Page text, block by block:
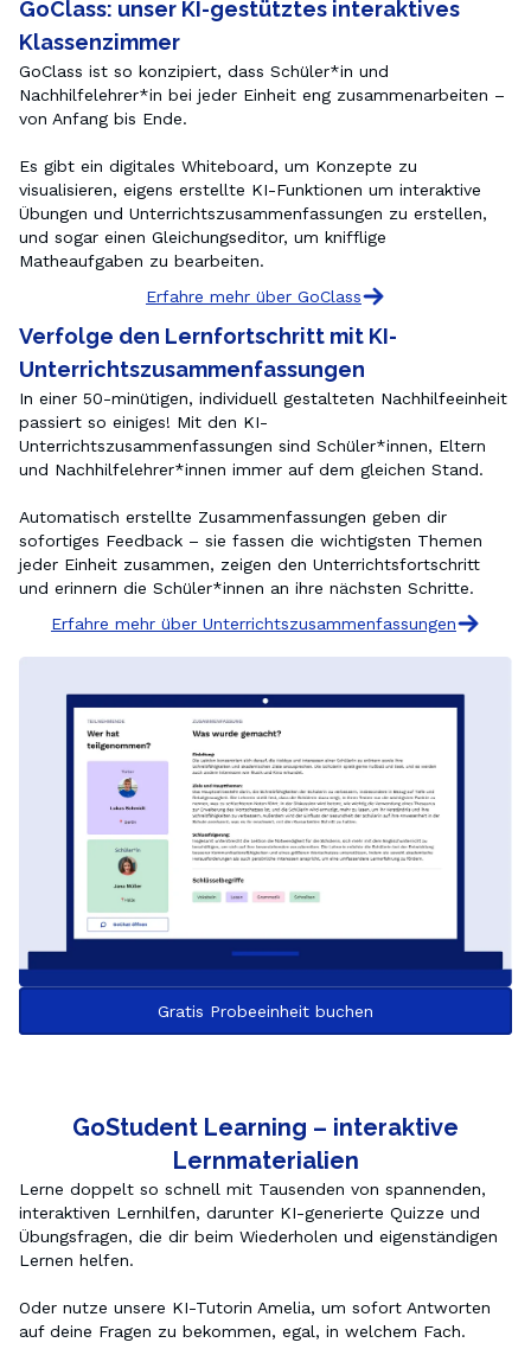
GoClass: unser KI-gestütztes interaktives
Klassenzimmer
GoClass ist so konzipiert, dass Schüler*in und
Nachhilfelehrer*in bei jeder Einheit eng zusammenarbeiten –
von Anfang bis Ende.
Es gibt ein digitales Whiteboard, um Konzepte zu
visualisieren, eigens erstellte KI-Funktionen um interaktive
Übungen und Unterrichtszusammenfassungen zu erstellen,
und sogar einen Gleichungseditor, um knifflige
Matheaufgaben zu bearbeiten.
Erfahre mehr über GoClass
Verfolge den Lernfortschritt mit KI-
Unterrichtszusammenfassungen
In einer 50-minütigen, individuell gestalteten Nachhilfeeinheit
passiert so einiges! Mit den KI-
Unterrichtszusammenfassungen sind Schüler*innen, Eltern
und Nachhilfelehrer*innen immer auf dem gleichen Stand.
Automatisch erstellte Zusammenfassungen geben dir
sofortiges Feedback – sie fassen die wichtigsten Themen
jeder Einheit zusammen, zeigen den Unterrichtsfortschritt
und erinnern die Schüler*innen an ihre nächsten Schritte.
Erfahre mehr über Unterrichtszusammenfassungen
Gratis Probeeinheit buchen
GoStudent Learning – interaktive
Lernmaterialien
Lerne doppelt so schnell mit Tausenden von spannenden,
interaktiven Lernhilfen, darunter KI-generierte Quizze und
Übungsfragen, die dir beim Wiederholen und eigenständigen
Lernen helfen.
Oder nutze unsere KI-Tutorin Amelia, um sofort Antworten
auf deine Fragen zu bekommen, egal, in welchem Fach.